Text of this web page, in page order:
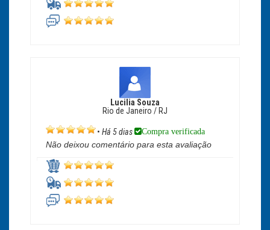
Lucilia Souza
Rio de Janeiro / RJ
• Há 5 dias Compra verificada
Não deixou comentário para esta avaliação